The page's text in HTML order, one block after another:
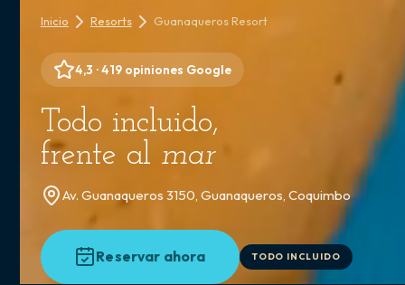
Inicio Resorts Guanaqueros Resort
4,3 · 419 opiniones Google
Todo incluido,
frente al mar
Av. Guanaqueros 3150, Guanaqueros, Coquimbo
Reservar ahora TODO INCLUIDO